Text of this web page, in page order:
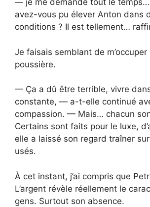
— je me demande tout le
avez-vous pu élever Anton dans
conditions ? Il est tellement…
Je faisais semblant de m’occuper
poussière.
— Ça a dû être terrible, vivre
constante, — a-t-elle continué
compassion. — Mais… chacun
Certains sont faits pour le luxe,
elle a laissé son regard traîner
usés.
À cet instant, j’ai compris que
L’argent révèle réellement le
gens. Surtout son absence.